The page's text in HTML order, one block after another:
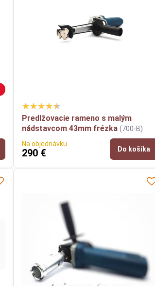
Predlžovacie rameno s malým
nádstavcom 43mm frézka (700-B)
Na objednávku
290 € Do košíka